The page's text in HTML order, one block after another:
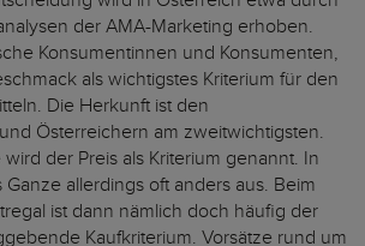
der AMA-Marketing erhoben.
Konsumentinnen und Konsumenten,
als wichtigstes Kriterium für den
Die Herkunft ist den
Österreichern am zweitwichtigsten.
wird der Preis als Kriterium genannt. In
Ganze allerdings oft anders aus. Beim
ist dann nämlich doch häufig der
Kaufkriterium. Vorsätze rund um